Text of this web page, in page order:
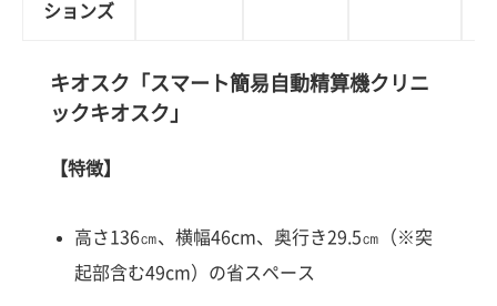
ションズ
キオスク「スマート簡易自動精算機クリニ
ックキオスク」
【特徴】
高さ136㎝、横幅46cm、奥行き29.5㎝（※突
起部含む49cm）の省スペース